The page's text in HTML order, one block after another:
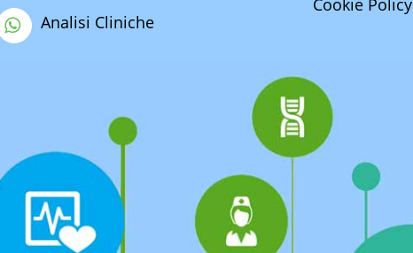
Analisi Cliniche
Cookie Policy